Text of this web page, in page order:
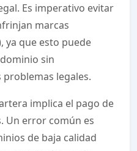
Es imperativo evitar
marcas
ya que esto puede
sin
legales.
implica el pago de
Un error común es
de baja calidad